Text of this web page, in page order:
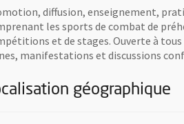
diffusion, enseignement,
les sports de combat de
et de stages. Ouverte à
manifestations et discussions
géographique